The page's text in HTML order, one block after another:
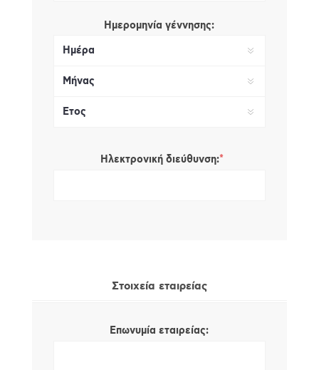
Ημερομηνία γέννησης:
Ηλεκτρονική διεύθυνση:*
Στοιχεία εταιρείας
Επωνυμία εταιρείας: